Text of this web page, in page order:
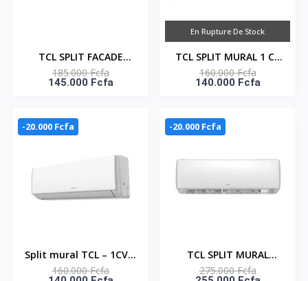
TCL SPLIT FACADE
MIROIR
DESHUMIDIFICATEUR 1
185.000 Fcfa
145.000 Fcfa
En Rupture De Stock
TCL SPLIT MURAL 1 CV
-TAC-09CSA/XAA1
160.000 Fcfa
140.000 Fcfa
-20.000 Fcfa
Split mural TCL – 1CV –
9000 BTU – R32 – 220-
160.000 Fcfa
-20.000 Fcfa
TCL SPLIT MURAL
12.000 BTU FRESHIN 3.0
275.000 Fcfa